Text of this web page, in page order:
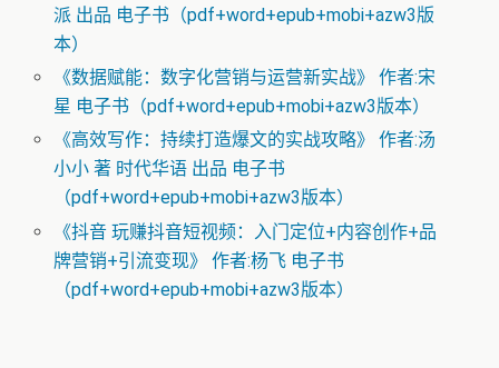
派 出品 电子书（pdf+word+epub+mobi+azw3版
本）
《数据赋能：数字化营销与运营新实战》 作者:宋
星 电子书（pdf+word+epub+mobi+azw3版本）
《高效写作：持续打造爆文的实战攻略》 作者:汤
小小 著 时代华语 出品 电子书
（pdf+word+epub+mobi+azw3版本）
《抖音 玩赚抖音短视频：入门定位+内容创作+品
牌营销+引流变现》 作者:杨飞 电子书
（pdf+word+epub+mobi+azw3版本）